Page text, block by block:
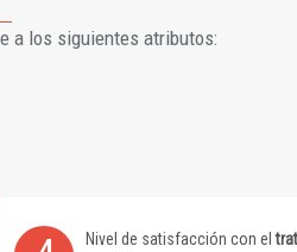
a los siguientes atributos:
Nivel de satisfacción con el